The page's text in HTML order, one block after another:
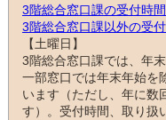
3階総合窓口課の受付時間
3階総合窓口課以外の受
【土曜日】
3階総合窓口課では、年
一部窓口では年末年始を
います（ただし、年に数
す）。受付時間、取り扱